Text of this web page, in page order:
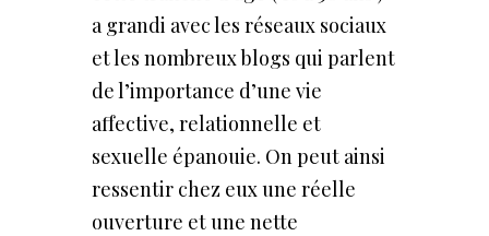
a grandi avec les réseaux sociaux
et les nombreux blogs qui parlent
de l’importance d’une vie
affective, relationnelle et
sexuelle épanouie. On peut ainsi
ressentir chez eux une réelle
ouverture et une nette